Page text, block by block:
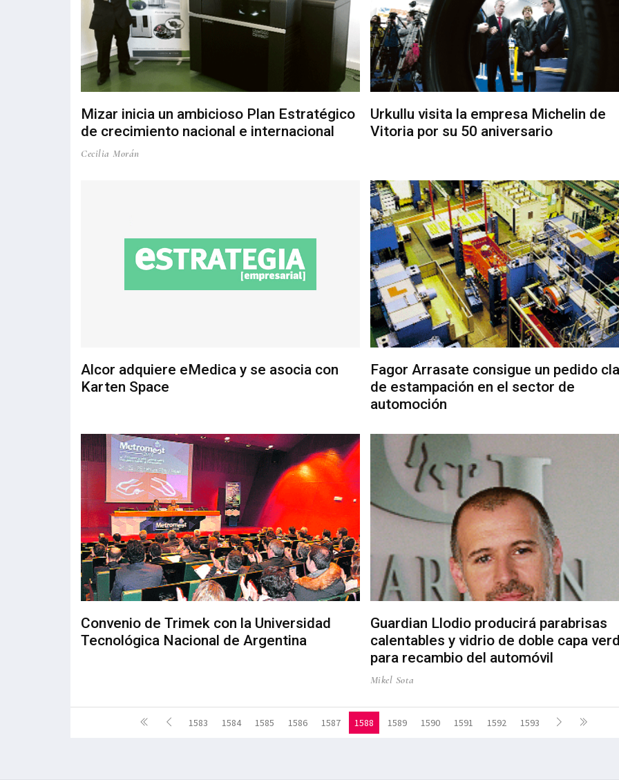
Mizar inicia un ambicioso Plan Estratégico
de crecimiento nacional e internacional
Cecilia Morán
Urkullu visita la empresa Michelin de
Vitoria por su 50 aniversario
Alcor adquiere eMedica y se asocia con
Karten Space
Fagor Arrasate consigue un pedido
de estampación en el sector de
automoción
Convenio de Trimek con la Universidad
Tecnológica Nacional de Argentina
Guardian Llodio producirá parabrisas
calentables y vidrio de doble capa
para recambio del automóvil
Mikel Sota
1583 1584 1585 1586 1587 1588 1589 1590 1591 1592 1593